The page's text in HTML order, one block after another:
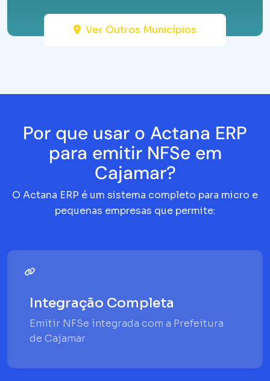
Ver Outros Municípios
Por que usar o Actana ERP
para emitir NFSe em
Cajamar?
O Actana ERP é um sistema completo para micro e
pequenas empresas que permite:
Integração Completa
Emitir NFSe integrada com a Prefeitura
de Cajamar